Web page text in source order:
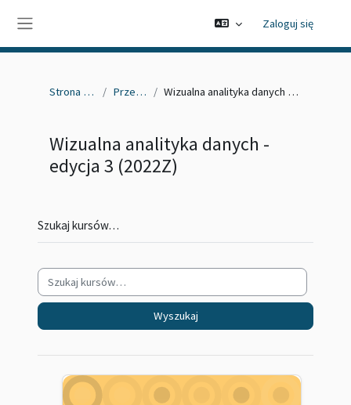
Zaloguj się
Strona główna Przedmioty Wizualna analityka danych - edycja 3 (2022Z)
Wizualna analityka danych -
edycja 3 (2022Z)
Szukaj kursów…
Wyszukaj